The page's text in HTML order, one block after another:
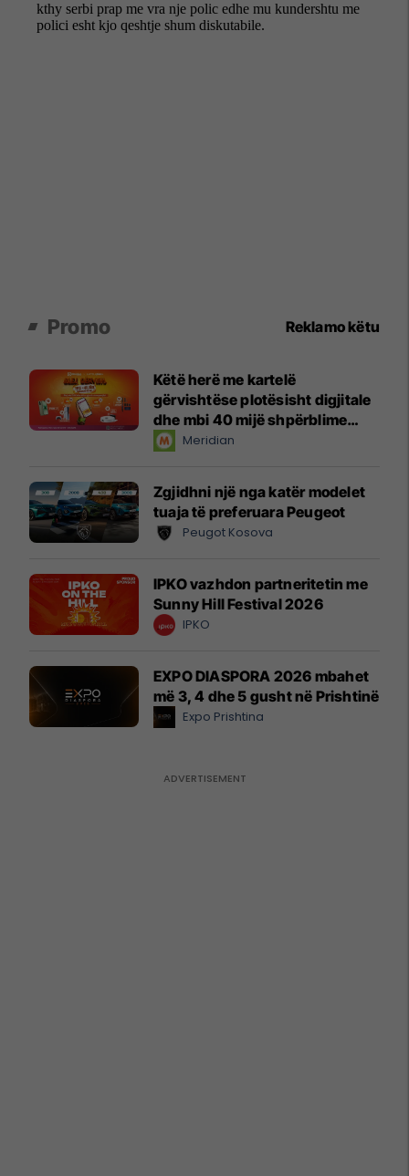
Promo Reklamo këtu
Këtë herë me kartelë
gërvishtëse plotësisht digjitale
dhe mbi 40 mijë shpërblime
instant!Meridian
Zgjidhni një nga katër modelet
tuaja të preferuara Peugeot
Peugot Kosova
IPKO vazhdon partneritetin me
Sunny Hill Festival 2026
IPKO
EXPO DIASPORA 2026 mbahet
më 3, 4 dhe 5 gusht në Prishtinë
Expo Prishtina